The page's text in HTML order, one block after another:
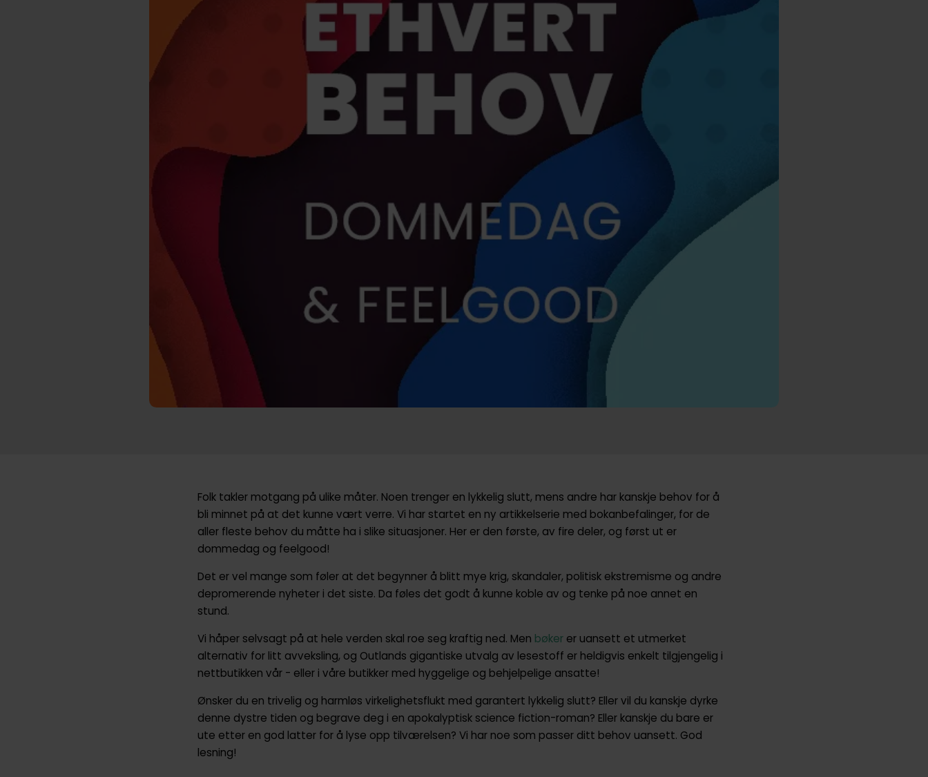
Folk takler motgang på ulike måter. Noen trenger en lykkelig slutt, mens andre har kanskje behov for å
bli minnet på at det kunne vært verre. Vi har startet en ny artikkelserie med bokanbefalinger, for de
aller fleste behov du måtte ha i slike situasjoner. Her er den første, av fire deler, og først ut er
dommedag og feelgood!
Det er vel mange som føler at det begynner å blitt mye krig, skandaler, politisk ekstremisme og andre
depromerende nyheter i det siste. Da føles det godt å kunne koble av og tenke på noe annet en
stund.
Vi håper selvsagt på at hele verden skal roe seg kraftig ned. Men bøkerer uansett et utmerket
alternativ for litt avveksling, og Outlands gigantiske utvalg av lesestoff er heldigvis enkelt tilgjengelig i
nettbutikken vår - eller i våre butikker med hyggelige og behjelpelige ansatte!
Ønsker du en trivelig og harmløs virkelighetsflukt med garantert lykkelig slutt? Eller vil du kanskje dyrke
denne dystre tiden og begrave deg i en apokalyptisk science fiction-roman? Eller kanskje du bare er
ute etter en god latter for å lyse opp tilværelsen? Vi har noe som passer ditt behov uansett. God
lesning!